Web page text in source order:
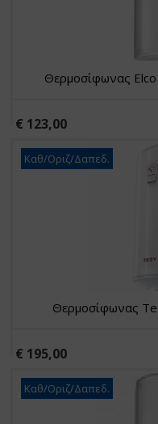
Θερμοσίφωνας
€ 123,00
Καθ/Οριζ/Δαπεδ.
Θερμοσίφωνας
€ 195,00
Καθ/Οριζ/Δαπεδ.